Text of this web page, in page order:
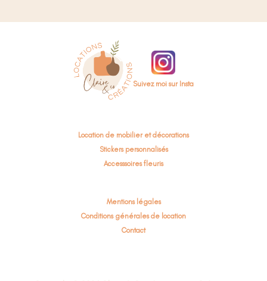
Suivez moi sur Insta
Location de mobilier et décorations
Stickers personnalisés
Accesssoires fleuris
Mentions légales
Conditions générales de location
Contact